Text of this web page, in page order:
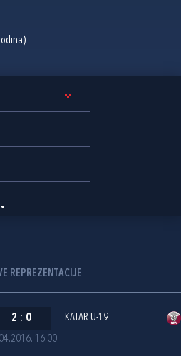
REPREZENTACIJE
16:00
2 : 0 KATAR U-19